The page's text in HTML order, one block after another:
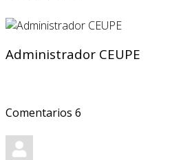
Administrador CEUPE
Comentarios 6